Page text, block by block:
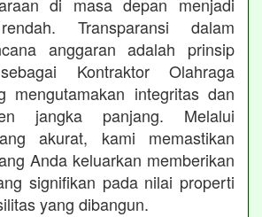
di masa depan menjadi
Transparansi dalam
anggaran adalah prinsip
Kontraktor Olahraga
mengutamakan integritas dan
jangka panjang. Melalui
akurat, kami memastikan
Anda keluarkan memberikan
signifikan pada nilai properti
yang dibangun.